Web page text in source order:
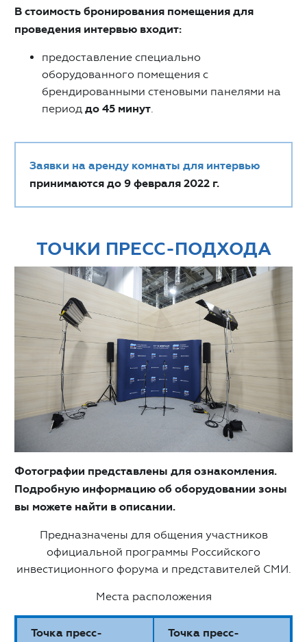
В стоимость бронирования помещения для
проведения интервью входит:
предоставление специально
оборудованного помещения с
брендированными стеновыми панелями на
период до 45 минут
Заявки на аренду комнаты для интервью
принимаются до 9 февраля 2022 г.
ТОЧКИ ПРЕСС-ПОДХОДА
Фотографии представлены для ознакомления.
Подробную информацию об оборудовании зоны
вы можете найти в описании.
Предназначены для общения участников
официальной программы Российского
инвестиционного форума и представителей СМИ.
Места расположения
Точка пресс-
Точка пресс-